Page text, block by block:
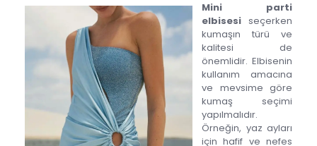
Mini parti
elbisesi seçerken
kumaşın türü ve
kalitesi de
önemlidir. Elbisenin
kullanım amacına
ve mevsime göre
kumaş seçimi
yapılmalıdır.
Örneğin, yaz ayları
için hafif ve nefes